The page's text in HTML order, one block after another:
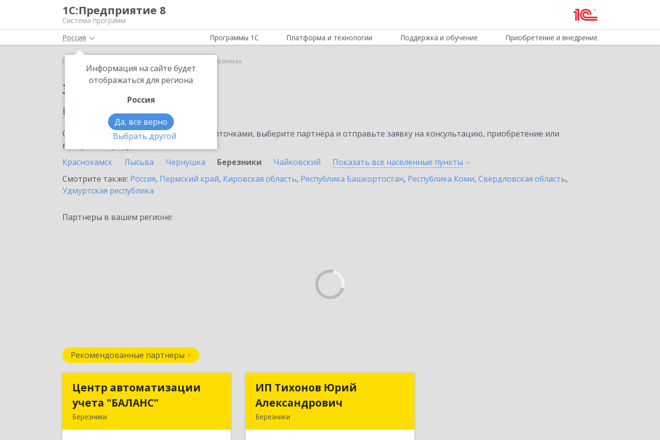
1С:Предприятие 8
Система программ
Россия
Информация на сайте будет
отображаться для региона
Россия
Да, все верно
Выбрать другой
Программы 1С Платформа и технологии Поддержка и обучение Приобретение и внедрение
Главная ЮKassa в Березниках
Заказать ЮKassa
в Березниках
Ознакомьтесь с информационными карточками, выберите партнёра и отправьте заявку на консультацию, приобретение или
внедрение продукта.
Краснокамск
Лысьва Чернушка Березники Чайковский Показать все населенные пункты
Смотрите также: Россия, Пермский край, Кировская область, Республика Башкортостан, Республика Коми, Свердловская область,
Удмуртская республика
Партнеры в вашем регионе:
Рекомендованные партнеры
Центр автоматизации
учета "БАЛАНС"
Березники
Центр автоматизации
учета "БАЛАНС"
ИП Тихонов Юрий
Александрович
Березники
ИП Тихонов Юрий
Александрович